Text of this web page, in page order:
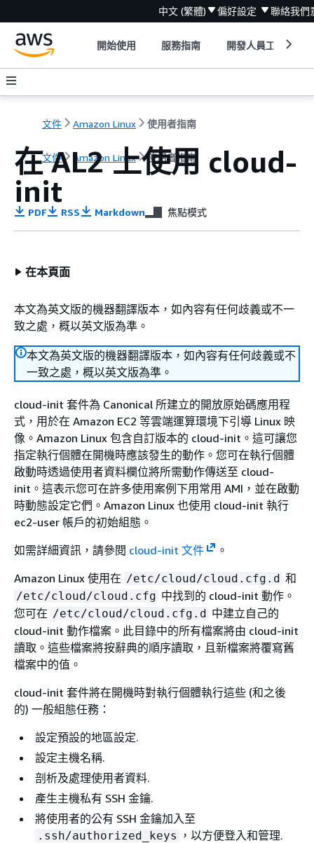
中文 (繁體) 偏好設定 聯絡我們
開始使用 服務指南 開發人員工具
文件 Amazon Linux 使用者指南
文件 Amazon Linux 使用者指南
在 AL2 上使用 cloud-
init
PDF RSS Markdown 焦點模式
在本頁面
本文為英文版的機器翻譯版本，如內容有任何歧義或不一
致之處，概以英文版為準。
本文為英文版的機器翻譯版本，如內容有任何歧義或不
一致之處，概以英文版為準。
cloud-init 套件為 Canonical 所建立的開放原始碼應用程
式，用於在 Amazon EC2 等雲端運算環境下引導 Linux 映
像。Amazon Linux 包含自訂版本的 cloud-init。這可讓您
指定執行個體在開機時應該發生的動作。您可在執行個體
啟動時透過使用者資料欄位將所需動作傳送至 cloud-
init。這表示您可在許多使用案例下用常用 AMI，並在啟動
時動態設定它們。Amazon Linux 也使用 cloud-init 執行
ec2-user 帳戶的初始組態。
如需詳細資訊，請參閱 cloud-init 文件
。
Amazon Linux 使用在 /etc/cloud/cloud.cfg.d 和
/etc/cloud/cloud.cfg 中找到的 cloud-init 動作。
您可在 /etc/cloud/cloud.cfg.d 中建立自己的
cloud-init 動作檔案。此目錄中的所有檔案將由 cloud-init
讀取。這些檔案將按辭典的順序讀取，且新檔案將覆寫舊
檔案中的值。
cloud-init 套件將在開機時對執行個體執行這些 (和之後
的) 一般組態任務：
設定預設的地區設定.
設定主機名稱.
剖析及處理使用者資料.
產生主機私有 SSH 金鑰.
將使用者的公有 SSH 金鑰加入至
.ssh/authorized_keys ，以方便登入和管理.